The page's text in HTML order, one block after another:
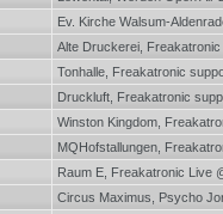
Ev. Kirche Walsum-
Alte Druckerei,
Tonhalle, Freakatronic
Druckluft, Freakatronic
Winston Kingdom,
MQHofstallungen,
Raum E, Freakatronic Live
Circus Maximus, Psycho